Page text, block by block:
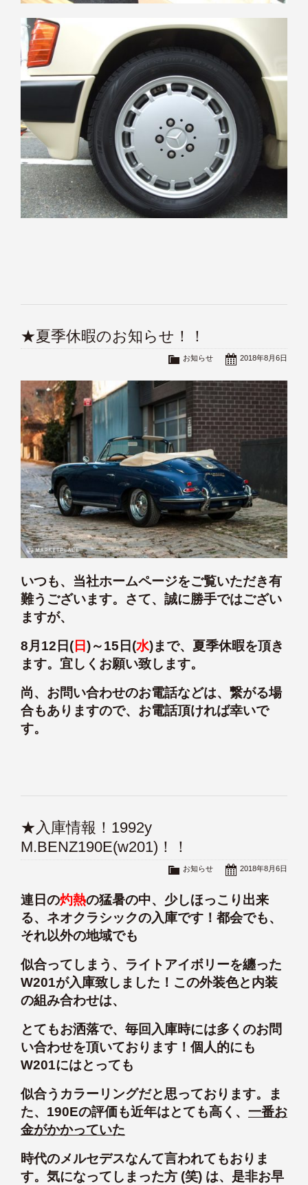
★夏季休暇のお知らせ！！
2018年8月6日
お知らせ
いつも、当社ホームページをご覧いただき有
難うございます。さて、誠に勝手ではござい
ますが、
8月12日( 日)～15日(水)まで、夏季休暇を頂き
ます。宜しくお願い致します。
尚、お問い合わせのお電話などは、繋がる場
合もありますので、お電話頂ければ幸いで
す。
★入庫情報！1992y
M.BENZ190E(w201)！！
2018年8月6日
お知らせ
連日の灼熱の猛暑の中、少しほっこり出来
る、ネオクラシックの入庫です！都会でも、
それ以外の地域でも
似合ってしまう、ライトアイボリーを纏った
W201が入庫致しました！この外装色と内装
の組み合わせは、
とてもお洒落で、毎回入庫時には多くのお問
い合わせを頂いております！個人的にも
W201にはとっても
似合うカラーリングだと思っております。ま
た、190Eの評価も近年はとても高く、 一番お
金がかかっていた
時代のメルセデスなんて言われてもおりま
す。気になってしまった方 (笑) は、是非お早